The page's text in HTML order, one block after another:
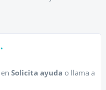
Solicita ayuda o llama a